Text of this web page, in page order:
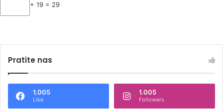
+ 19 = 29
Pratite nas
1.005
Like
1.005
Followers